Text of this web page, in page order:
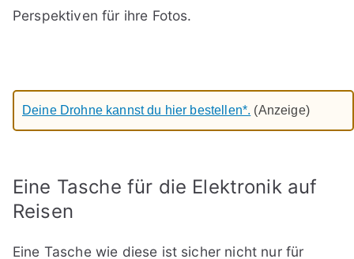
Perspektiven für ihre Fotos.
Deine Drohne kannst du hier bestellen*. (Anzeige)
Eine Tasche für die Elektronik auf
Reisen
Eine Tasche wie diese ist sicher nicht nur für